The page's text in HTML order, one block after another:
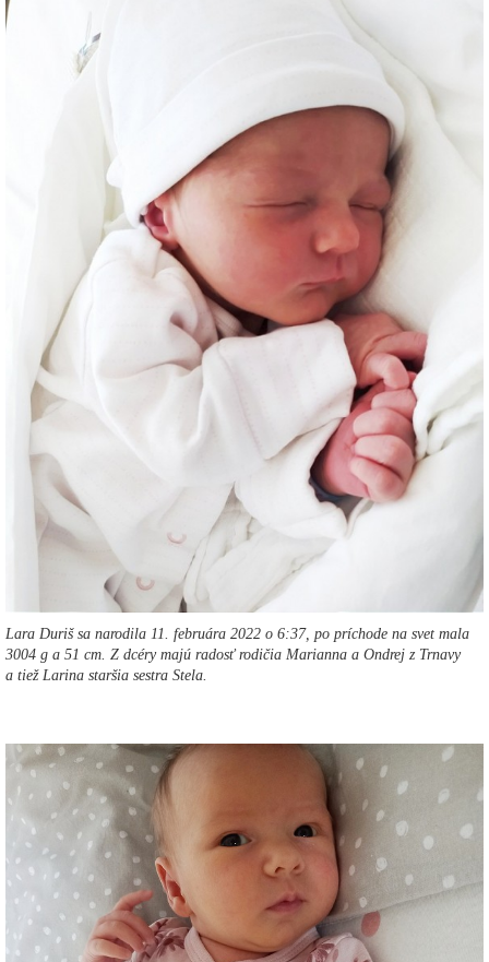
Lara Duriš sa narodila 11. februára 2022 o 6:37, po príchode na svet mala
3004 g a 51 cm. Z dcéry majú radosť rodičia Marianna a Ondrej z Trnavy
a tiež Larina staršia sestra Stela.